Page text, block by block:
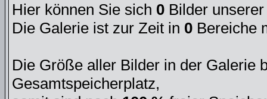
Hier können Sie sich 0 Bilder
Die Galerie ist zur Zeit in 0 Bereiche
Die Größe aller Bilder in der Galerie
Gesamtspeicherplatz,